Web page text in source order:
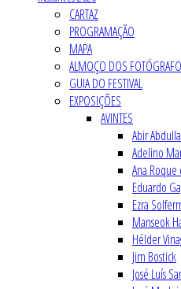
CARTAZ
PROGRAMAÇÃO
MAPA
ALMOÇO DOS
GUIA DO FESTIVAL
EXPOSIÇÕES
AVINTES
Abir
Adelino
Ana
Eduardo
Ezra
Manseok
Hélder
Jim Bostick
José Luís